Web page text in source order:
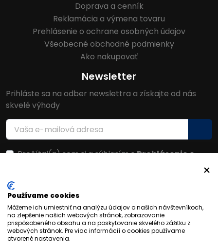
Doprava a cenník
Reklamácia a výmena tovaru
Prehlásenie o ochrane osobných údajov
Všeobecné obchodné podmienky
Ako nakupovať
Newsletter
Prihláste sa na odber newslettra a získajte od nás
skvelé výhody
Prečítal(a) som si a súhlasím sPrehlásenie o
Používame cookies
Môžeme ich umiestniť na analýzu údajov o našich návštevníkoch,
na zlepšenie našich webových stránok, zobrazovanie
prispôsobeného obsahu a na poskytovanie skvelého zážitku z
webových stránok. Pre viac informácií o cookies používame
otvorené nastavenia.